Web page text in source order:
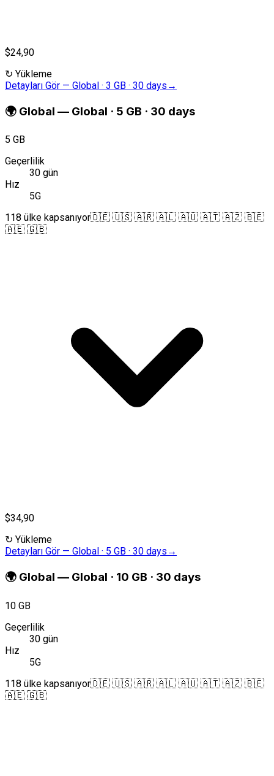
$24,90
↻ Yükleme
Detayları Gör — Global · 3 GB · 30 days →
🌍 Global — Global · 5 GB · 30 days
5 GB
Geçerlilik
30 gün
Hız
5G
118 ülke kapsanıyor🇩🇪 🇺🇸 🇦🇷 🇦🇱 🇦🇺 🇦🇹 🇦🇿 🇧🇪
🇦🇪 🇬🇧
$34,90
↻ Yükleme
Detayları Gör — Global · 5 GB · 30 days →
🌍 Global — Global · 10 GB · 30 days
10 GB
Geçerlilik
30 gün
Hız
5G
118 ülke kapsanıyor🇩🇪 🇺🇸 🇦🇷 🇦🇱 🇦🇺 🇦🇹 🇦🇿 🇧🇪
🇦🇪 🇬🇧